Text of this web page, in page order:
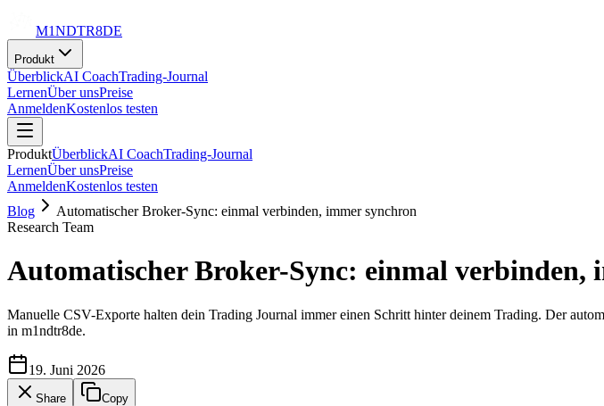
M1NDTR8DE
Produkt
ÜberblickAI CoachTrading-Journal
LernenÜber unsPreise
AnmeldenKostenlos testen
ProduktÜberblickAI CoachTrading-Journal
LernenÜber unsPreise
AnmeldenKostenlos testen
Blog
Automatischer Broker-Sync: einmal verbinden, immer synchron
Research Team
Automatischer Broker-Sync: einmal verbinden,
Manuelle CSV-Exporte halten dein Trading Journal immer einen Schritt hinter deinem Trading. Der
in m1ndtr8de.
19. Juni 2026
Share Copy